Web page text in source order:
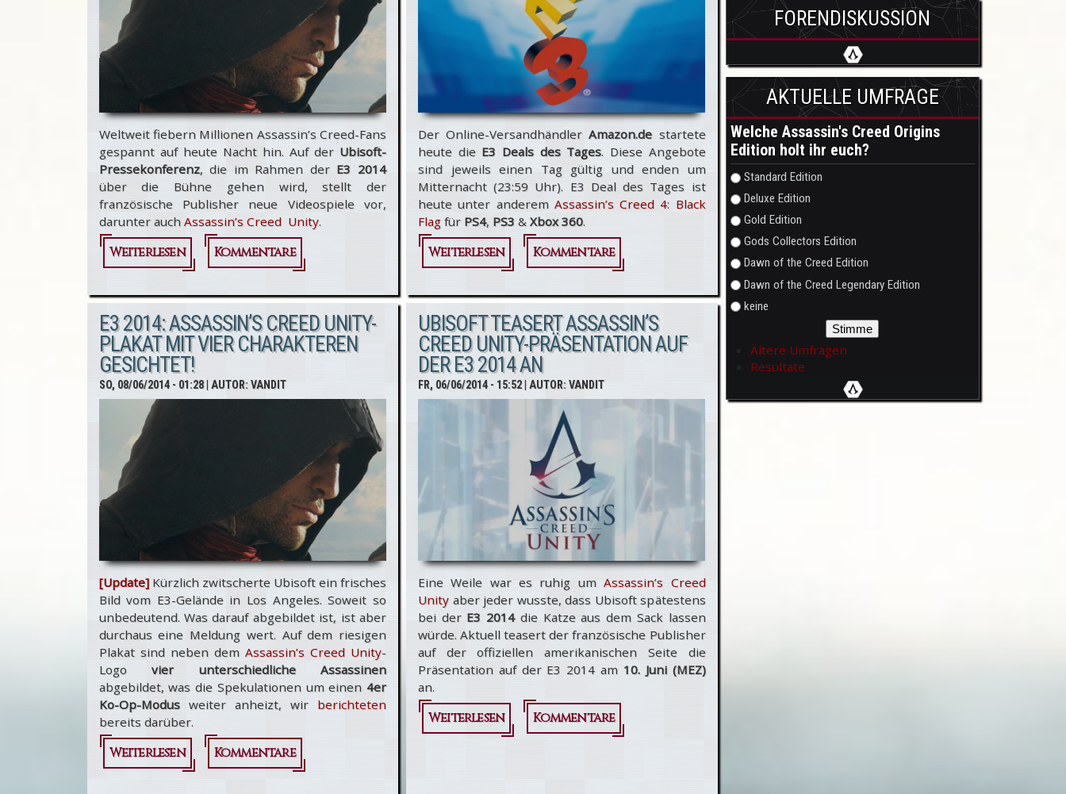
Gameplay
-Video
Weltweit fiebern Millionen Assassin’s Creed-Fans
gespannt auf heute Nacht hin. Auf der Ubisoft-
Pressekonferenz, die im Rahmen der E3 2014
über die Bühne gehen wird, stellt der
französische Publisher neue Videospiele vor,
darunter auch Assassin’s Creed Unity.
Weiterlesen
über Live-
Ubisoft E3 2014-
Pressekonferenz
Creed Unity
Kommentare
Der Online-VersandhändlerAmazon.destartete
heute die E3 Deals des Tages. Diese Angebote
sind jeweils einen Tag gültig und enden um
Mitternacht (23:59 Uhr). E3 Deal des Tages ist
heute unter anderem Assassin’s Creed 4: Black
Flag für PS4, PS3 & Xbox 360.
Weiterlesen
über
E3 Deal des
Tages mit
Assassin’s
Creed 4:
Black Flag
ab € 29,97
Kommentare
E3 2014: ASSASSIN’S CREED UNITY-
PLAKAT MIT VIER CHARAKTEREN
GESICHTET!
SO, 08/06/2014 - 01:28| AUTOR:VANDIT
[Update]Kürzlich zwitscherte Ubisoft ein frisches
Bild vom E3-Gelände in Los Angeles. Soweit so
unbedeutend. Was darauf abgebildet ist, ist aber
durchaus eine Meldung wert. Auf dem riesigen
Plakat sind neben dem Assassin’s Creed Unity-
Logo vier unterschiedliche Assassinen
abgebildet, was die Spekulationen um einen 4er
Ko-Op-Modusweiter anheizt, wir berichteten
bereits darüber.
Weiterlesen
über E3 2014:
Kommentare
UBISOFT TEASERT ASSASSIN’S
CREED UNITY-PRÄSENTATION AUF
DER E3 2014 AN
FR, 06/06/2014 - 15:52| AUTOR:VANDIT
Eine Weile war es ruhig umAssassin’s Creed
Unity aber jeder wusste, dass Ubisoft spätestens
bei der E3 2014die Katze aus dem Sack lassen
würde. Aktuell teasert der französische Publisher
auf der offiziellen amerikanischen Seite die
Präsentation auf der E3 2014 am 10. Juni (MEZ)
an.
Weiterlesen
über Ubisoft
Kommentare
FORENDISKUSSION
AKTUELLE UMFRAGE
Welche Assassin's Creed Origins
Edition holt ihr euch?
Auswahlmöglichkeiten
Standard Edition
Deluxe Edition
Gold Edition
Gods Collectors Edition
Dawn of the Creed Edition
Dawn of the Creed Legendary Edition
keine
Ältere Umfragen
Resultate